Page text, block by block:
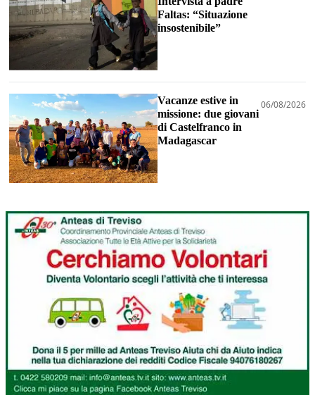
Faltas: “Situazione
insostenibile”
Vacanze estive in
missione: due giovani
di Castelfranco in
Madagascar
06/08/2026